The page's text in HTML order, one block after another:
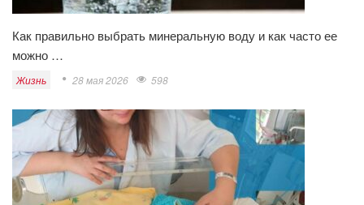
Как правильно выбрать минеральную воду и как часто ее
можно …
Жизнь 28 мая 2026 598